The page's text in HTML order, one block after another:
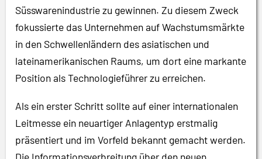
Süsswarenindustrie zu gewinnen. Zu diesem Zweck
fokussierte das Unternehmen auf Wachstumsmärkte
in den Schwellenländern des asiatischen und
lateinamerikanischen Raums, um dort eine markante
Position als Technologieführer zu erreichen.
Als ein erster Schritt sollte auf einer internationalen
Leitmesse ein neuartiger Anlagentyp erstmalig
präsentiert und im Vorfeld bekannt gemacht werden.